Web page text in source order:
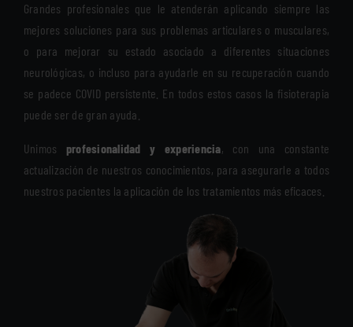
Grandes profesionales que le atenderán aplicando siempre las
mejores soluciones para sus problemas articulares o musculares,
o para mejorar su estado asociado a diferentes situaciones
neurológicas, o incluso para ayudarle en su recuperación cuando
se padece COVID persistente. En todos estos casos la fisioterapia
puede ser de gran ayuda.
Unimos profesionalidad y experiencia, con una constante
actualización de nuestros conocimientos, para asegurarle a todos
nuestros pacientes la aplicación de los tratamientos más eficaces.